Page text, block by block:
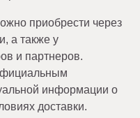
приобрести через
а также у
и партнеров.
информации о
доставки.